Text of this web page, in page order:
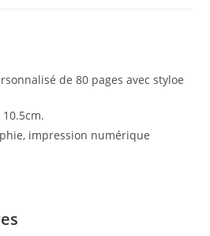
de 80 pages avec styloe
impression numérique